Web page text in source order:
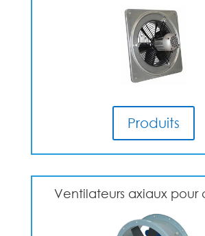
Produits
Ventilateurs axiaux pour